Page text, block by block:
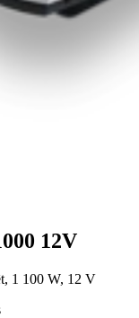
12V
1 100 W, 12 V